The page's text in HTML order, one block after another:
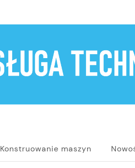
Konstruowanie maszyn